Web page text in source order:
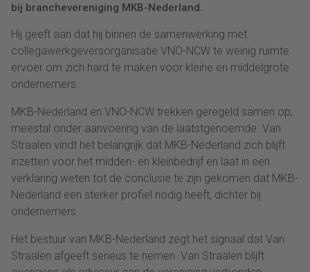
bij branchevereniging MKB-Nederland.
Hij geeft aan dat hij binnen de samenwerking met
collegawerkgeversorganisatie VNO-NCW te weinig ruimte
ervoer om zich hard te maken voor kleine en middelgrote
ondernemers.
MKB-Nederland en VNO-NCW trekken geregeld samen op,
meestal onder aanvoering van de laatstgenoemde. Van
Straalen vindt het belangrijk dat MKB-Nederland zich blijft
inzetten voor het midden- en kleinbedrijf en laat in een
verklaring weten tot de conclusie te zijn gekomen dat MKB-
Nederland een sterker profiel nodig heeft, dichter bij
ondernemers.
Het bestuur van MKB-Nederland zegt het signaal dat Van
Straalen afgeeft serieus te nemen. Van Straalen blijft